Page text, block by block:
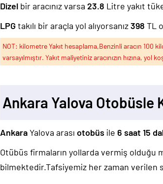
Dizel bir aracınız varsa 23.8 Litre yakıt
LPG takılı bir araçla yol alıyorsanız398 TL
NOT: kilometre Yakıt hesaplama,Benzinli aracın 100
varsayılmıştır. Yakıt maliyetiniz aracınızın hızına,
Ankara Yalova Otobüsle
AnkaraYalova arası otobüs ile 6 saat 15
Otübüs firmaların yollarda vermiş olduğu
bilmektedir.Tafsiyemiz her zaman verilen